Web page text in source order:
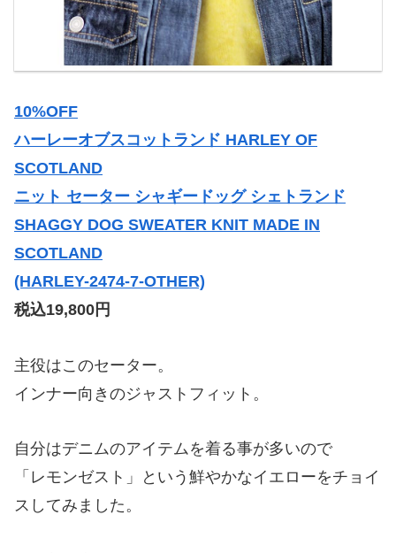
10%OFF
ハーレーオブスコットランド HARLEY OF
SCOTLAND
ニット セーター シャギードッグ シェトランド
SHAGGY DOG SWEATER KNIT MADE IN
SCOTLAND
(HARLEY-2474-7-OTHER)
税込19,800円
主役はこのセーター。
インナー向きのジャストフィット。
自分はデニムのアイテムを着る事が多いので
「レモンゼスト」という鮮やかなイエローをチョイ
スしてみました。